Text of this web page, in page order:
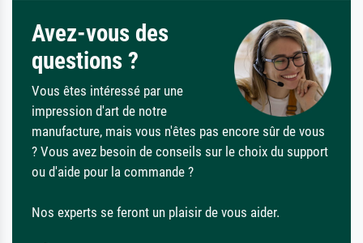
Avez-vous des
questions ?
Vous êtes intéressé par une
impression d'art de notre
manufacture, mais vous n'êtes pas encore sûr de vous
? Vous avez besoin de conseils sur le choix du support
ou d'aide pour la commande ?
Nos experts se feront un plaisir de vous aider.